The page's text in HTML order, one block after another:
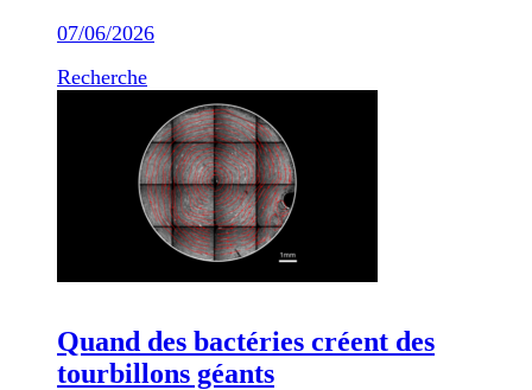
07/06/2026
Recherche
Quand des bactéries créent des
tourbillons géants